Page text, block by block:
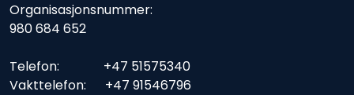
Organisasjonsnummer:
980 684 652
Telefon: +47 51575340
Vakttelefon: +47 91546796